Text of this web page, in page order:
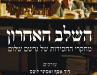
הנחת אתר ספר מודפס